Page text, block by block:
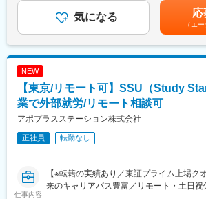
変更の範囲：会社の定める業務
ナースエデュケーター事業のビジネス拡
ります。
・勤務時間
日勤業務で、夜勤はありません。
プロジェクトや担当エリアにもよりますが
の用事も含めてスケジューリングができる
ターゲット施設への移動は、基本的に公
ていますが、今後、営業車での移動も増
考を通じて上下する可能性があります。
めた表記です。
気になる 応
（エ
NEW
【東京/リモート可】SSU（Study
業で外部就労/リモート相談可
アポプラスステーション株式会社
正社員 転勤なし
仕事内容
【※転籍の実績あり／東証プライム上場
来のキャリアパス豊富／リモート・土日